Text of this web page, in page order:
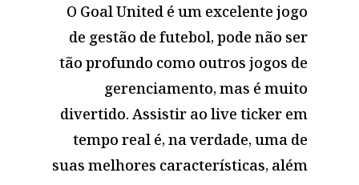
O Goal United é um excelente jogo
de gestão de futebol, pode não ser
tão profundo como outros jogos de
gerenciamento, mas é muito
divertido. Assistir ao live ticker em
tempo real é, na verdade, uma de
suas melhores características, além